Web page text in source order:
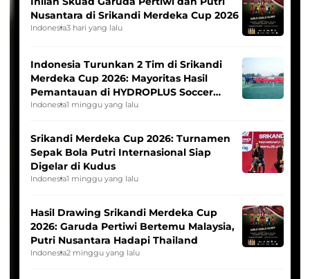
Nusantara di Srikandi Merdeka Cup 2026
Indonesia3 hari yang lalu
Indonesia Turunkan 2 Tim di Srikandi
Merdeka Cup 2026: Mayoritas Hasil
Pemantauan di HYDROPLUS Soccer
League
Indonesia1 minggu yang lalu
Srikandi Merdeka Cup 2026: Turnamen
Sepak Bola Putri Internasional Siap
Digelar di Kudus
Indonesia1 minggu yang lalu
Hasil Drawing Srikandi Merdeka Cup
2026: Garuda Pertiwi Bertemu Malaysia,
Putri Nusantara Hadapi Thailand
Indonesia2 minggu yang lalu